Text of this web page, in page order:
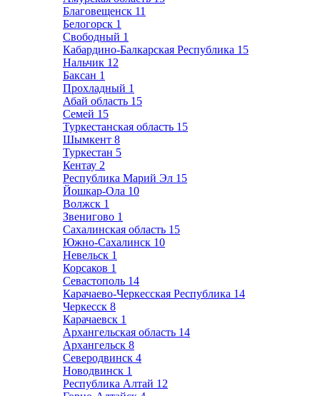
Благовещенск 11
Белогорск 1
Свободный 1
Кабардино-Балкарская Республика 15
Нальчик 12
Баксан 1
Прохладный 1
Абай область 15
Семей 15
Туркестанская область 15
Шымкент 8
Туркестан 5
Кентау 2
Республика Марий Эл 15
Йошкар-Ола 10
Волжск 1
Звенигово 1
Сахалинская область 15
Южно-Сахалинск 10
Невельск 1
Корсаков 1
Севастополь 14
Карачаево-Черкесская Республика 14
Черкесск 8
Карачаевск 1
Архангельская область 14
Архангельск 8
Северодвинск 4
Новодвинск 1
Республика Алтай 12